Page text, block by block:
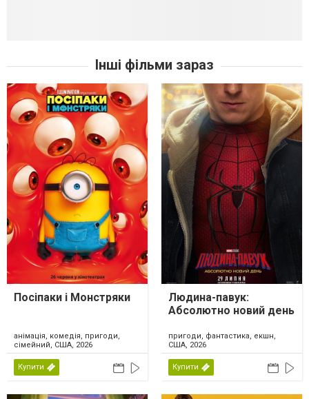
Інші фільми зараз
Посіпаки і Монстряки
анімація, комедія, пригоди,
сімейний, США, 2026
Купити
Людина-павук:
Абсолютно новий день
пригоди, фантастика, екшн,
США, 2026
Купити